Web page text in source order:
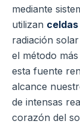
mediante
utilizan
radiación
el método
esta fuente
alcance
de intensas
corazón del